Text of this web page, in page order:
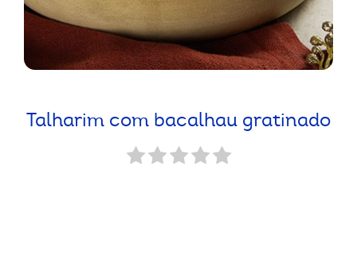
Talharim com bacalhau gratinado